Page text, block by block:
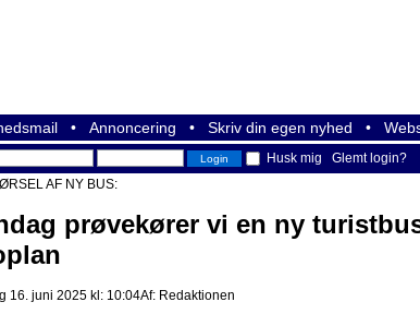
• Annoncering • Skriv din egen nyhed •
Husk mig Glemt login?
AF NY BUS:
prøvekører vi en ny
16. juni 2025 kl: 10:04Af: Redaktionen